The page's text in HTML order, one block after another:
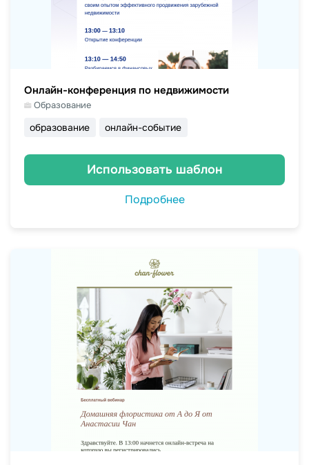
Онлайн-конференция по недвижимости
Образование
образование онлайн-событие
Использовать шаблон
Подробнее